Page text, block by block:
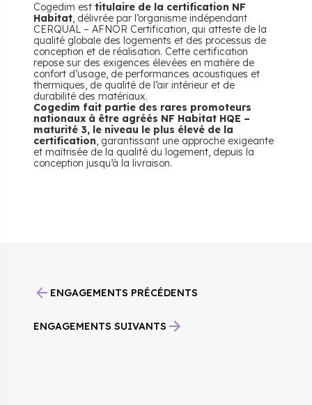
Cogedim est titulaire de la certification NF
Habitat, délivrée par l’organisme indépendant
CERQUAL – AFNOR Certification, qui atteste de la
qualité globale des logements et des processus de
conception et de réalisation. Cette certification
repose sur des exigences élevées en matière de
confort d’usage, de performances acoustiques et
thermiques, de qualité de l’air intérieur et de
durabilité des matériaux.
Cogedim fait partie des rares promoteurs
nationaux à être agréés NF Habitat HQE –
maturité 3, le niveau le plus élevé de la
certification, garantissant une approche exigeante
et maîtrisée de la qualité du logement, depuis la
conception jusqu’à la livraison.
ENGAGEMENTS PRÉCÉDENTS
ENGAGEMENTS SUIVANTS